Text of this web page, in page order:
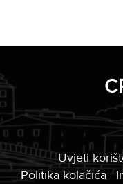
Uvjeti
Politika kolačića